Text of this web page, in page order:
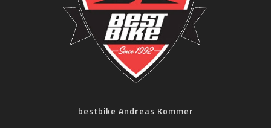
bestbike Andreas Kommer